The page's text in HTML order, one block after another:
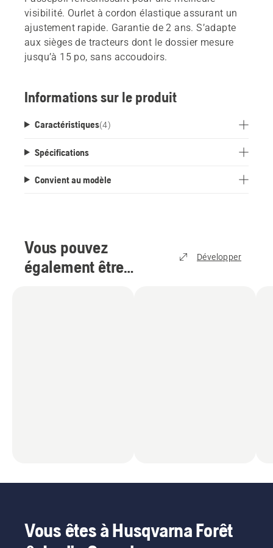
visibilité. Ourlet à cordon élastique assurant un
ajustement rapide. Garantie de 2 ans. S’adapte
aux sièges de tracteurs dont le dossier mesure
jusqu’à 15 po, sans accoudoirs.
Informations sur le produit
Caractéristiques(4)
Spécifications
Convient au modèle
Vous pouvez
également être
Développer
Vous êtes à Husqvarna Forêt